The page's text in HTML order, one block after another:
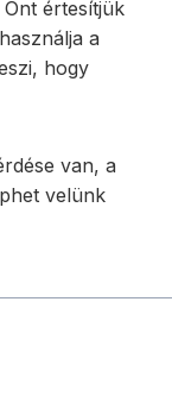
értesítjük
a
hogy
van, a
velünk